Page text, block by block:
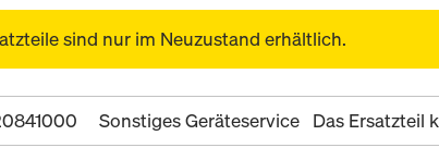
sind nur im Neuzustand erhältlich.
Sonstiges Geräteservice Das Ersatzteil